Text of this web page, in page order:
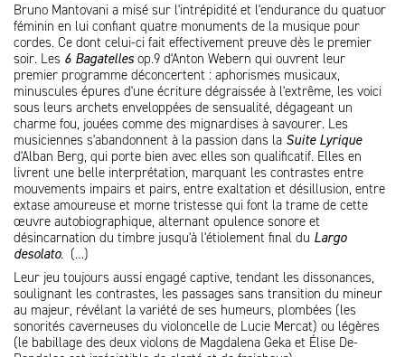
Bruno Mantovani a misé sur l'intrépidité et l'endurance du quatuor
féminin en lui confiant quatre monuments de la musique pour
cordes. Ce dont celui-ci fait effectivement preuve dès le premier
soir. Les 6 Bagatelles op.9 d'Anton Webern qui ouvrent leur
premier programme déconcertent : aphorismes musicaux,
minuscules épures d'une écriture dégraissée à l'extrême, les voici
sous leurs archets enveloppées de sensualité, dégageant un
charme fou, jouées comme des mignardises à savourer. Les
musiciennes s'abandonnent à la passion dans la Suite Lyrique
d'Alban Berg, qui porte bien avec elles son qualificatif. Elles en
livrent une belle interprétation, marquant les contrastes entre
mouvements impairs et pairs, entre exaltation et désillusion, entre
extase amoureuse et morne tristesse qui font la trame de cette
œuvre autobiographique, alternant opulence sonore et
désincarnation du timbre jusqu'à l'étiolement final du Largo
desolato. (…)
Leur jeu toujours aussi engagé captive, tendant les dissonances,
soulignant les contrastes, les passages sans transition du mineur
au majeur, révélant la variété de ses humeurs, plombées (les
sonorités caverneuses du violoncelle de Lucie Mercat) ou légères
(le babillage des deux violons de Magdalena Geka et Élise De-